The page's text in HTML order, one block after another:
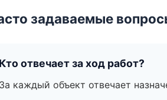
задаваемые
Кто отвечает за ход работ?
За каждый объект отвечает